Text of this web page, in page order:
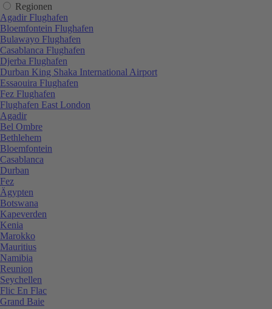
Regionen
Agadir Flughafen
Bloemfontein Flughafen
Bulawayo Flughafen
Casablanca Flughafen
Djerba Flughafen
Durban King Shaka International Airport
Essaouira Flughafen
Fez Flughafen
Flughafen East London
Agadir
Bel Ombre
Bethlehem
Bloemfontein
Casablanca
Durban
Fez
Ägypten
Botswana
Kapeverden
Kenia
Marokko
Mauritius
Namibia
Reunion
Seychellen
Flic En Flac
Grand Baie